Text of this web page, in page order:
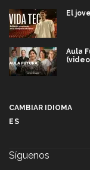
El
Aula
CAMBIAR IDIOMA
ES
Síguenos